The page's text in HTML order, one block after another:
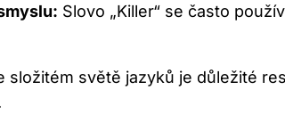
Slovo „Killer“ se často
složitém světě jazyků je důležité